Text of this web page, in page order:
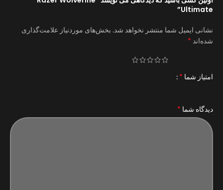
Ultimate”
نشانی ایمیل شما منتشر نخواهد شد. بخش‌های موردنیاز علامت‌گذاری
شده‌اند *
امتیاز شما *
دیدگاه شما *